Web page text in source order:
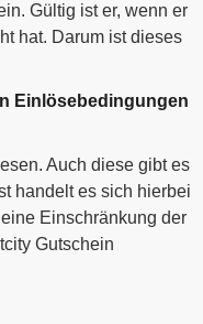
Gültig ist er, wenn er
hat. Darum ist dieses
Einlösebedingungen
Auch diese gibt es
handelt es sich hierbei
Einschränkung der
Gutschein